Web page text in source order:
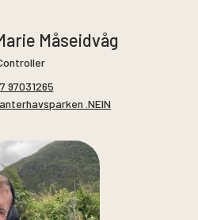
Måseidvåg
97031265
.NEIN